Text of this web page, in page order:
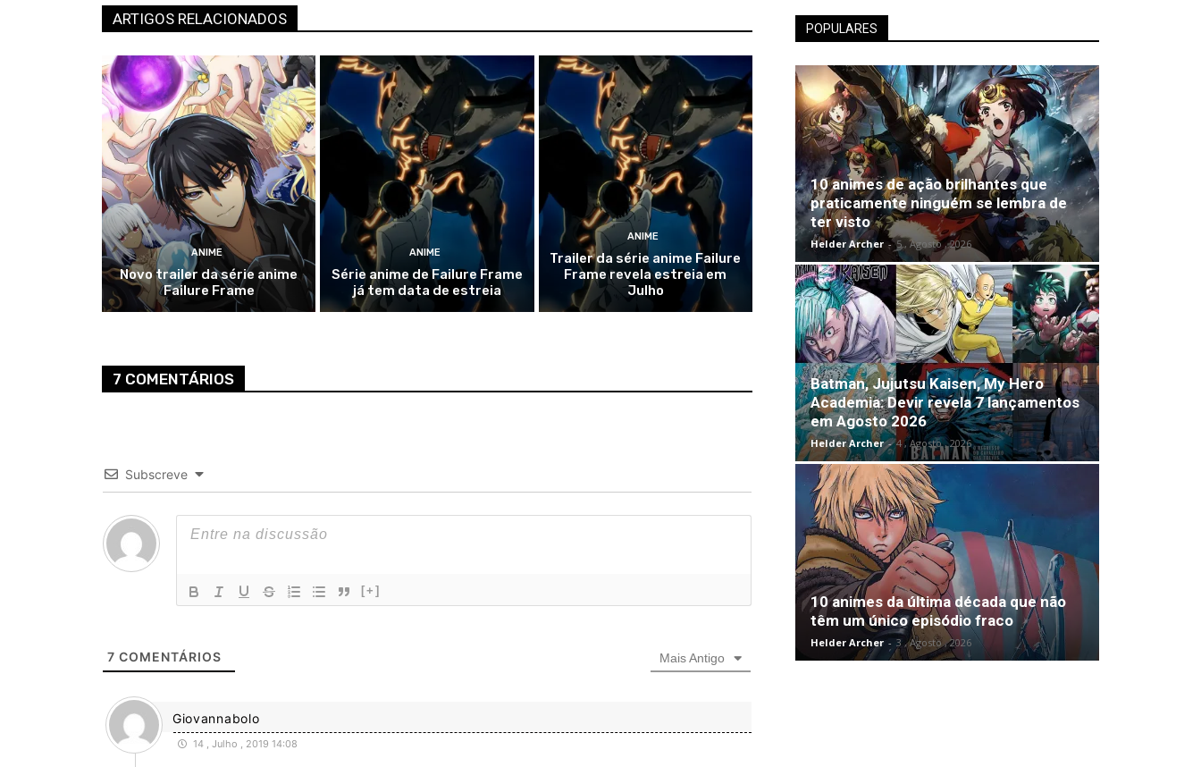
ARTIGOS RELACIONADOS
ANIME
Novo trailer da série anime
Failure Frame
ANIME
Série anime de Failure Frame
já tem data de estreia
ANIME
Trailer da série anime Failure
Frame revela estreia em
Julho
7 COMENTÁRIOS
Subscreve
[+]
7 COMENTÁRIOS Mais Antigo
Giovannabolo
14 , Julho , 2019 14:08
POPULARES
10 animes de ação brilhantes que
praticamente ninguém se lembra de
ter visto
Helder Archer - 5 , Agosto , 2026
Batman, Jujutsu Kaisen, My Hero
Academia: Devir revela 7 lançamentos
em Agosto 2026
Helder Archer - 4 , Agosto , 2026
10 animes da última década que não
têm um único episódio fraco
Helder Archer - 3 , Agosto , 2026